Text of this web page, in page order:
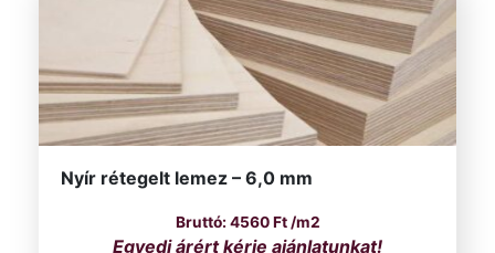
Nyír rétegelt lemez – 6,0 mm
4560Ft/m2